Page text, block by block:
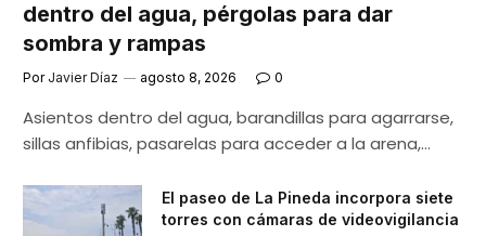
dentro del agua, pérgolas para dar
sombra y rampas
Por Javier Díaz agosto 8, 2026 0
Asientos dentro del agua, barandillas para agarrarse,
sillas anfibias, pasarelas para acceder a la arena,…
El paseo de La Pineda incorpora siete
torres con cámaras de videovigilancia